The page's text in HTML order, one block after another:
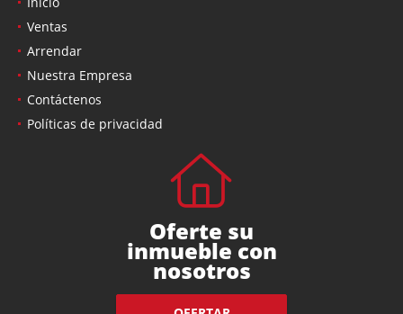
Ventas
Arrendar
Nuestra Empresa
Contáctenos
Políticas de privacidad
Oferte su
inmueble con
nosotros